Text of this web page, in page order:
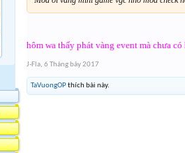
hôm wa thấy phát vàng event mà chưa có
J-Fla, 6 Tháng bảy 2017
TaVuongOPthích bài này.